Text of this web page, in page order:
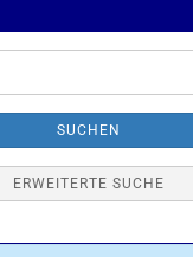
SUCHEN
ERWEITERTE SUCHE